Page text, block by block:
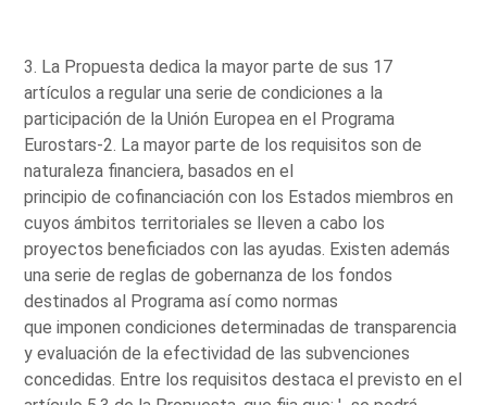
3. La Propuesta dedica la mayor parte de sus 17
artículos a regular una serie de condiciones a la
participación de la Unión Europea en el Programa
Eurostars-2. La mayor parte de los requisitos son de
naturaleza financiera, basados en el
principio de cofinanciación con los Estados miembros en
cuyos ámbitos territoriales se lleven a cabo los
proyectos beneficiados con las ayudas. Existen además
una serie de reglas de gobernanza de los fondos
destinados al Programa así como normas
que imponen condiciones determinadas de transparencia
y evaluación de la efectividad de las subvenciones
concedidas. Entre los requisitos destaca el previsto en el